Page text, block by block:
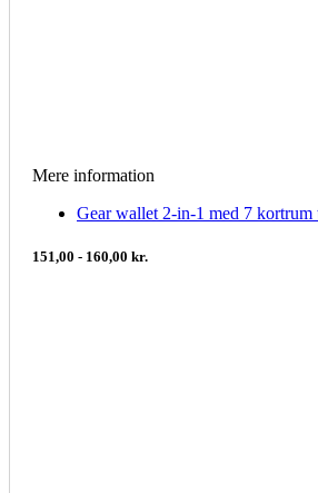
Mere information
Gear wallet 2-in-1 med 7
151,00 - 160,00 kr.